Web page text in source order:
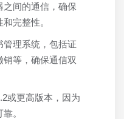
之间的通信，确保
完整性。
管理系统，包括证
等，确保通信双
或更高版本，因为
。